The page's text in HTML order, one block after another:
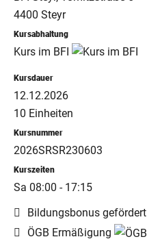
4400 Steyr
Kursabhaltung
Kurs im BFI
Kursdauer
12.12.2026
10 Einheiten
Kursnummer
2026SRSR230603
Kurszeiten
Sa 08:00 - 17:15
Bildungsbonus gefördert
ÖGB Ermäßigung